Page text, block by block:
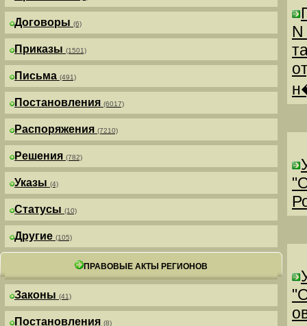
Договоры (6)
Приказы (1501)
Письма (491)
Постановления (6017)
Распоряжения (7210)
Решения (782)
Указы (4)
Статусы (10)
Другие (105)
ПРАВОВЫЕ АКТЫ РЕГИОНОВ
Законы (41)
Постановления (8)